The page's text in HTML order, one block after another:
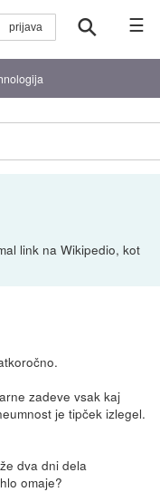
☰
link na Wikipedio, kot
zadeve vsak kaj
je tipček izlegel.
dva dni dela
omaje?